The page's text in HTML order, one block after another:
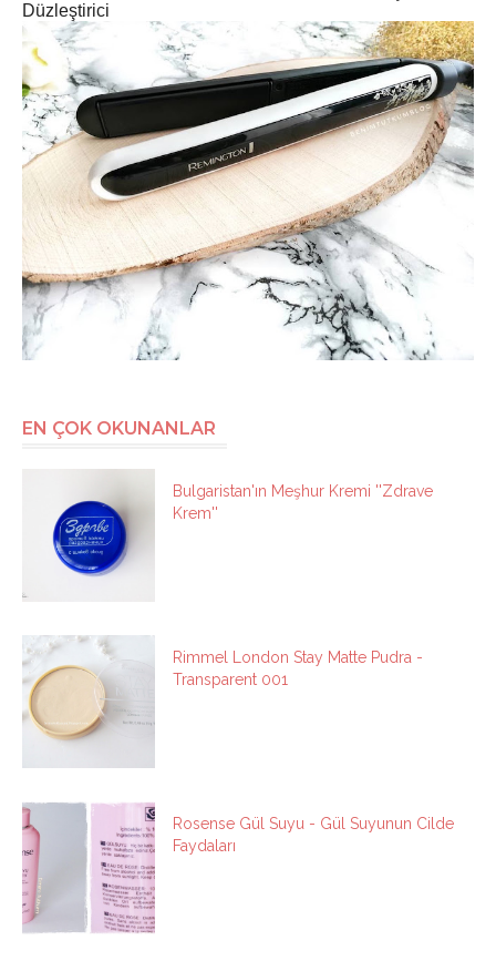
Düzleştirici
EN ÇOK OKUNANLAR
Bulgaristan'ın Meşhur Kremi ''Zdrave
Krem''
Rimmel London Stay Matte Pudra -
Transparent 001
Rosense Gül Suyu - Gül Suyunun Cilde
Faydaları